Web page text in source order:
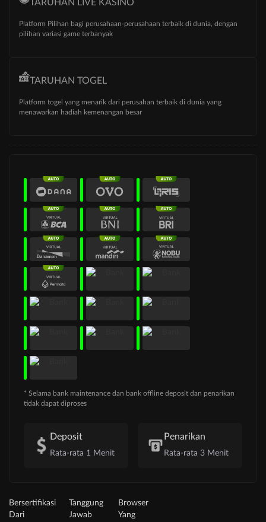
TARUHAN LIVE KASINO
Platform Pilihan bagi perusahaan-perusahaan terbaik di dunia, dengan
pilihan variasi game terbanyak
TARUHAN TOGEL
Platform togel yang menarik dari perusahan terbaik di dunia yang
menawarkan hadiah kemenangan besar
* Selama bank maintenance dan bank offline deposit dan penarikan
tidak dapat diproses
Deposit
Rata-rata 1 Menit
Penarikan
Rata-rata 3 Menit
Bersertifikasi
Dari
Tanggung
Jawab
Browser
Yang